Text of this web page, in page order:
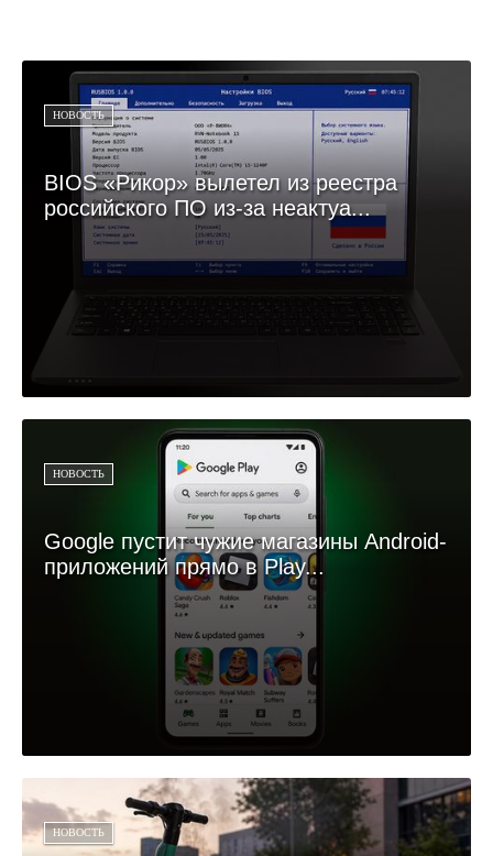
НОВОСТЬ
BIOS «Рикор» вылетел из реестра
российского ПО из-за неактуа...
НОВОСТЬ
Google пустит чужие магазины Android-
приложений прямо в Play...
НОВОСТЬ